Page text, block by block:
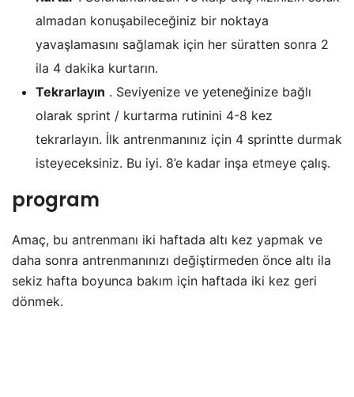
almadan konuşabileceğiniz bir noktaya
yavaşlamasını sağlamak için her süratten sonra 2
ila 4 dakika kurtarın.
Tekrarlayın . Seviyenize ve yeteneğinize bağlı
olarak sprint / kurtarma rutinini 4-8 kez
tekrarlayın. İlk antrenmanınız için 4 sprintte durmak
isteyeceksiniz. Bu iyi. 8’e kadar inşa etmeye çalış.
program
Amaç, bu antrenmanı iki haftada altı kez yapmak ve
daha sonra antrenmanınızı değiştirmeden önce altı ila
sekiz hafta boyunca bakım için haftada iki kez geri
dönmek.